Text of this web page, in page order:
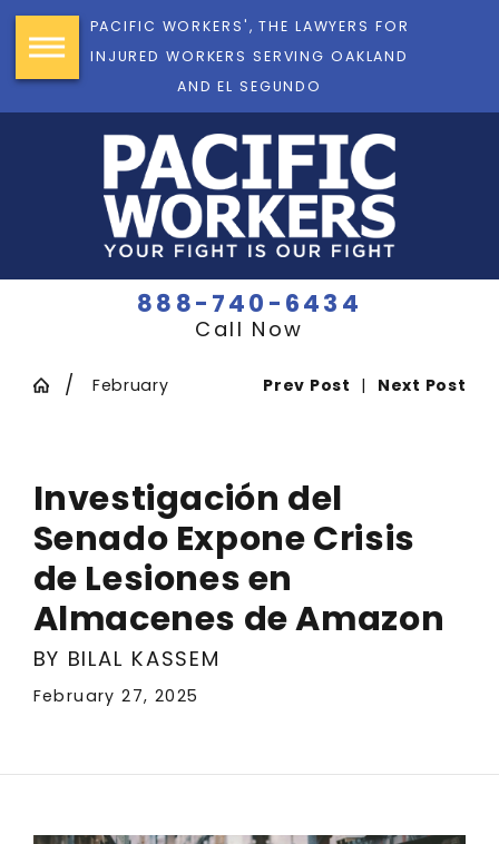
PACIFIC WORKERS', THE LAWYERS FOR
INJURED WORKERS SERVING OAKLAND
AND EL SEGUNDO
888-740-6434
Call Now
February Prev Post | Next Post
Investigación del
Senado Expone Crisis
de Lesiones en
Almacenes de Amazon
BY BILAL KASSEM
February 27, 2025